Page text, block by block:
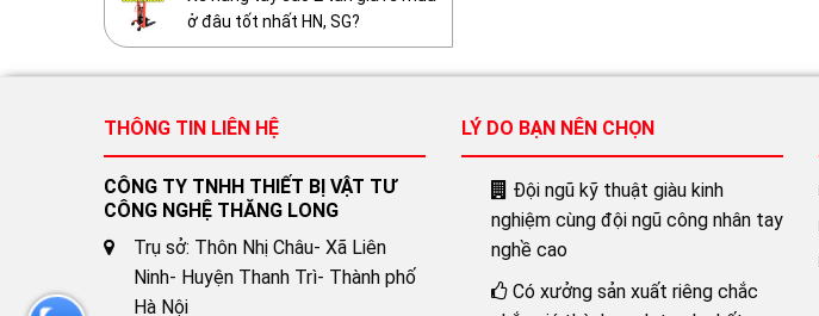
ở đâu tốt nhất HN, SG?
THÔNG TIN LIÊN HỆ
CÔNG TY TNHH THIẾT BỊ VẬT TƯ
CÔNG NGHỆ THĂNG LONG
Trụ sở: Thôn Nhị Châu- Xã Liên
Ninh- Huyện Thanh Trì- Thành phố
Hà Nội
LÝ DO BẠN NÊN CHỌN
Đội ngũ kỹ thuật giàu kinh
nghiệm cùng đội ngũ công nhân tay
nghề cao
Có xưởng sản xuất riêng chắc